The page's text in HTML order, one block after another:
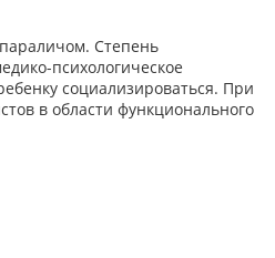
Степень
психологическое
социализироваться. При
в области функционального